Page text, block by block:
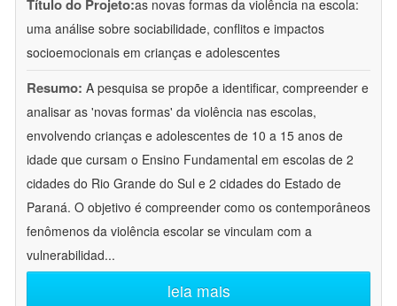
Título do Projeto:as novas formas da violência na escola:
uma análise sobre sociabilidade, conflitos e impactos
socioemocionais em crianças e adolescentes
Resumo: A pesquisa se propõe a identificar, compreender e
analisar as 'novas formas' da violência nas escolas,
envolvendo crianças e adolescentes de 10 a 15 anos de
idade que cursam o Ensino Fundamental em escolas de 2
cidades do Rio Grande do Sul e 2 cidades do Estado de
Paraná. O objetivo é compreender como os contemporâneos
fenômenos da violência escolar se vinculam com a
vulnerabilidad...
leia mais